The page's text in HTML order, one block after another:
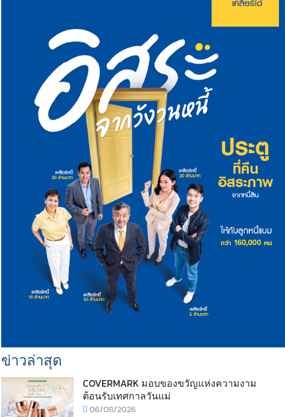
ข่าวล่าสุด
COVERMARK มอบของขวัญแห่งความงาม
ต้อนรับเทศกาลวันแม่
06/08/2026